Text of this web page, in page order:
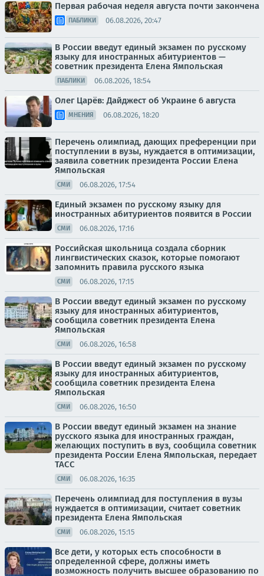
Первая рабочая неделя августа почти закончена
ПАБЛИКИ 06.08.2026, 20:47
В России введут единый экзамен по русскому
языку для иностранных абитуриентов —
советник президента Елена Ямпольская
ПАБЛИКИ 06.08.2026, 18:54
Олег Царёв: Дайджест об Украине 6 августа
МНЕНИЯ 06.08.2026, 18:20
Перечень олимпиад, дающих преференции при
поступлении в вузы, нуждается в оптимизации,
заявила советник президента России Елена
Ямпольская
СМИ 06.08.2026, 17:54
Единый экзамен по русскому языку для
иностранных абитуриентов появится в России
СМИ 06.08.2026, 17:16
Российская школьница создала сборник
лингвистических сказок, которые помогают
запомнить правила русского языка
СМИ 06.08.2026, 17:15
В России введут единый экзамен по русскому
языку для иностранных абитуриентов,
сообщила советник президента Елена
Ямпольская
СМИ 06.08.2026, 16:58
В России введут единый экзамен по русскому
языку для иностранных абитуриентов,
сообщила советник президента Елена
Ямпольская
СМИ 06.08.2026, 16:50
В России введут единый экзамен на знание
русского языка для иностранных граждан,
желающих поступить в вуз, сообщила советник
президента России Елена Ямпольская, передает
ТАСС
СМИ 06.08.2026, 16:35
Перечень олимпиад для поступления в вузы
нуждается в оптимизации, считает советник
президента Елена Ямпольская
СМИ 06.08.2026, 15:15
Все дети, у которых есть способности в
определенной сфере, должны иметь
возможность получить высшее образованию по